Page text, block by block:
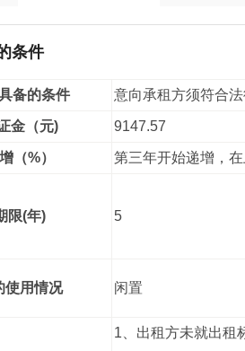
条件
备的条件 意向承租方须符合
金（元) 9147.57
（%） 第三年开始递增，
限(年) 5
使用情况 闲置
1、出租方未就出租